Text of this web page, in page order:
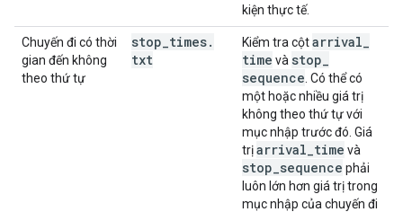
kiện thực tế.
Chuyến đi có thời
gian đến không
theo thứ tự
stop times.
txt
Kiểm tra cộtarrival
time và stop
sequence . Có thể có
một hoặc nhiều giá trị
không theo thứ tự với
mục nhập trước đó. Giá
trịarrival time và
stop sequence phải
luôn lớn hơn giá trị trong
mục nhập của chuyến đi